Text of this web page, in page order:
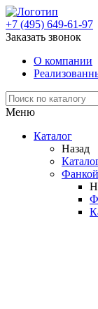
+7 (495) 649-61-97
Заказать звонок
О компании
Меню
Каталог
Назад